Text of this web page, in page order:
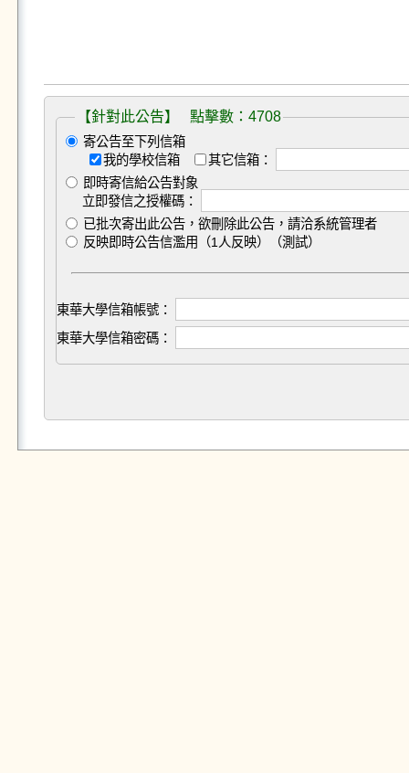
【針對此公告】 點擊數：4708
寄公告至下列信箱
我的學校信箱
其它信箱：
即時寄信給公告對象
立即發信之授權碼：
已批次寄出此公告，欲刪除此公告，請洽系統管理者
反映即時公告信濫用（1人反映）（測試）
東華大學信箱帳號：
東華大學信箱密碼：